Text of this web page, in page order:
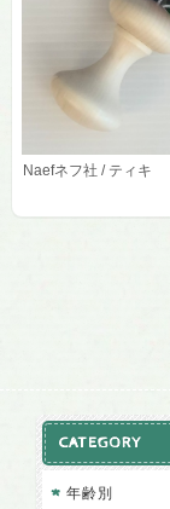
Naefネフ社 / ティキ
CATEGORY
年齢別